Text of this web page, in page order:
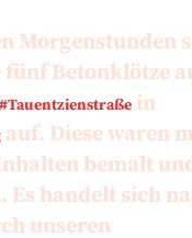
Morgenstunden
Betonklötze
#Tauentzienstraßein
auf. Diese waren
bemalt
Es handelt sich
unseren